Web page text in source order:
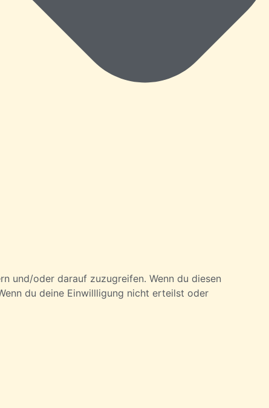
und/oder darauf zuzugreifen. Wenn du diesen
du deine Einwillligung nicht erteilst oder